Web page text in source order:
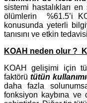
sistemi hastalıkları
ölümlerin %61.5’i
konusunda yeterli
tanısını ve etkin
KOAH neden olur ?
KOAH gelişimi için
faktörütütün
daha fazla
fonksiyon kaybına ve